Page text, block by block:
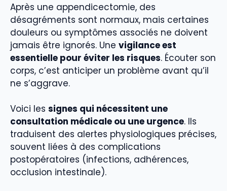
Après une appendicectomie, des
désagréments sont normaux, mais certaines
douleurs ou symptômes associés ne doivent
jamais être ignorés. Une vigilance est
essentielle pour éviter les risques. Écouter son
corps, c’est anticiper un problème avant qu’il
ne s’aggrave.
Voici les signes qui nécessitent une
consultation médicale ou une urgence. Ils
traduisent des alertes physiologiques précises,
souvent liées à des complications
postopératoires (infections, adhérences,
occlusion intestinale).